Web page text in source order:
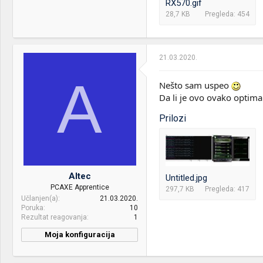
RX570.gif
28,7 KB Pregleda: 454
A
Altec
PCAXE Apprentice
Učlanjen(a)
21.03.2020.
Poruka
10
Rezultat reagovanja
1
Moja konfiguracija
21.03.2020.
Nešto sam uspeo
Da li je ovo ovako
Prilozi
Untitled.jpg
297,7 KB Pregleda: 417